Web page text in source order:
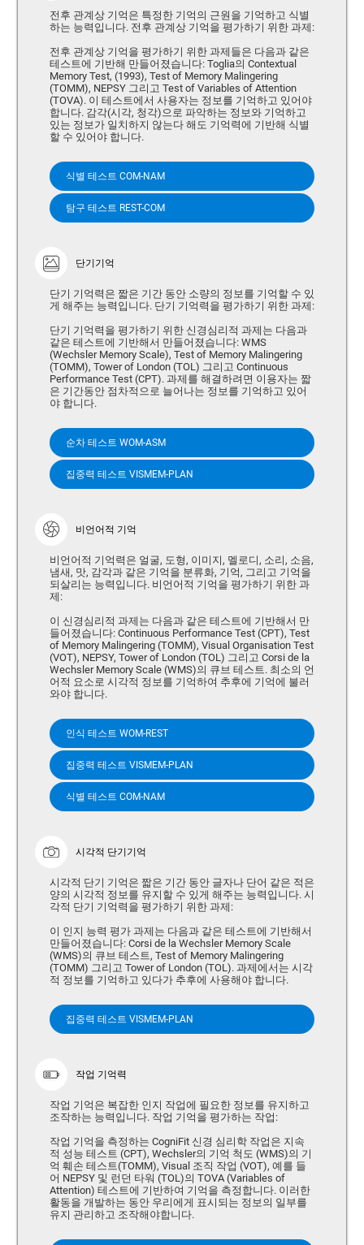
전후 관계상 기억은 특정한 기억의 근원을 기억하고 식별
하는 능력입니다. 전후 관계상 기억을 평가하기 위한 과제:
전후 관계상 기억을 평가하기 위한 과제들은 다음과 같은
테스트에 기반해 만들어졌습니다: Toglia의 Contextual
Memory Test, (1993), Test of Memory Malingering
(TOMM), NEPSY 그리고 Test of Variables of Attention
(TOVA). 이 테스트에서 사용자는 정보를 기억하고 있어야
합니다. 감각(시각, 청각)으로 파악하는 정보와 기억하고
있는 정보가 일치하지 않는다 해도 기억력에 기반해 식별
할 수 있어야 합니다.
식별 테스트 COM-NAM
탐구 테스트 REST-COM
단기기억
단기 기억력은 짧은 기간 동안 소량의 정보를 기억할 수 있
게 해주는 능력입니다. 단기 기억력을 평가하기 위한 과제:
단기 기억력을 평가하기 위한 신경심리적 과제는 다음과
같은 테스트에 기반해서 만들어졌습니다: WMS
(Wechsler Memory Scale), Test of Memory Malingering
(TOMM), Tower of London (TOL) 그리고 Continuous
Performance Test (CPT). 과제를 해결하려면 이용자는 짧
은 기간동안 점차적으로 늘어나는 정보를 기억하고 있어
야 합니다.
순차 테스트 WOM-ASM
집중력 테스트 VISMEM-PLAN
비언어적 기억
비언어적 기억력은 얼굴, 도형, 이미지, 멜로디, 소리, 소음,
냄새, 맛, 감각과 같은 기억을 분류화, 기억, 그리고 기억을
되살리는 능력입니다. 비언어적 기억을 평가하기 위한 과
제:
이 신경심리적 과제는 다음과 같은 테스트에 기반해서 만
들어졌습니다: Continuous Performance Test (CPT), Test
of Memory Malingering (TOMM), Visual Organisation Test
(VOT), NEPSY, Tower of London (TOL) 그리고 Corsi de la
Wechsler Memory Scale (WMS)의 큐브 테스트. 최소의 언
어적 요소로 시각적 정보를 기억하여 추후에 기억에 불러
와야 합니다.
인식 테스트 WOM-REST
집중력 테스트 VISMEM-PLAN
식별 테스트 COM-NAM
시각적 단기기억
시각적 단기 기억은 짧은 기간 동안 글자나 단어 같은 적은
양의 시각적 정보를 유지할 수 있게 해주는 능력입니다. 시
각적 단기 기억력을 평가하기 위한 과제:
이 인지 능력 평가 과제는 다음과 같은 테스트에 기반해서
만들어졌습니다: Corsi de la Wechsler Memory Scale
(WMS)의 큐브 테스트, Test of Memory Malingering
(TOMM) 그리고 Tower of London (TOL). 과제에서는 시각
적 정보를 기억하고 있다가 추후에 사용해야 합니다.
집중력 테스트 VISMEM-PLAN
작업 기억력
작업 기억은 복잡한 인지 작업에 필요한 정보를 유지하고
조작하는 능력입니다. 작업 기억을 평가하는 작업:
작업 기억을 측정하는 CogniFit 신경 심리학 작업은 지속
적 성능 테스트 (CPT), Wechsler의 기억 척도 (WMS)의 기
억 훼손 테스트(TOMM), Visual 조직 작업 (VOT), 예를 들
어 NEPSY 및 런던 타워 (TOL)의 TOVA (Variables of
Attention) 테스트에 기반하여 기억을 측정합니다. 이러한
활동을 개발하는 동안 우리에게 표시되는 정보의 일부를
유지 관리하고 조작해야합니다.